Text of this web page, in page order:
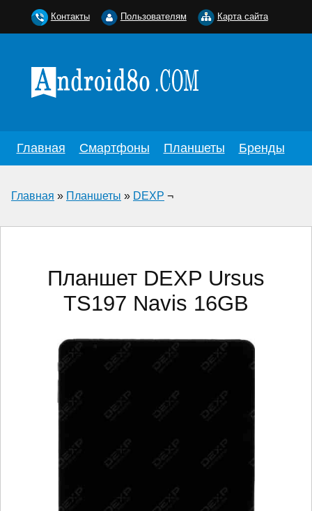
Главная Смартфоны Планшеты Бренды
Главная » Планшеты » DEXP ¬
Планшет DEXP Ursus
TS197 Navis 16GB
Контакты Пользователям Карта сайта